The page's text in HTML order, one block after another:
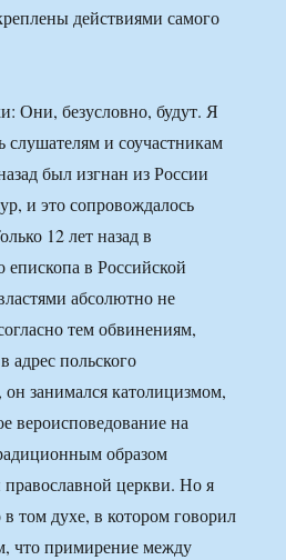
действиями самого
Они, безусловно, будут. Я
слушателям и соучастникам
был изгнан из России
и это сопровождалось
12 лет назад в
епископа в Российской
абсолютно не
тем обвинениям,
адрес польского
он занимался католицизмом,
вероисповедование на
образом
церкви. Но я
том духе, в котором говорил
что примирение между